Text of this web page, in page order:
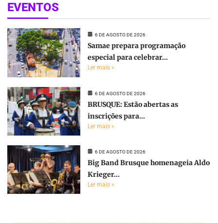
EVENTOS
6 DE AGOSTO DE 2026
Samae prepara programação
especial para celebrar...
Ler mais »
6 DE AGOSTO DE 2026
BRUSQUE: Estão abertas as
inscrições para...
Ler mais »
6 DE AGOSTO DE 2026
Big Band Brusque homenageia Aldo
Krieger...
Ler mais »